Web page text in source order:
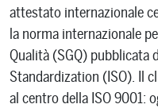
attestato internazionale
la norma internazionale
Qualità (SGQ) pubblicata
Standardization (ISO). Il
al centro della ISO 9001: